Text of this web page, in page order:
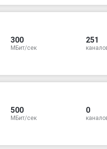
300
МБит/сек
251
500
МБит/сек
0